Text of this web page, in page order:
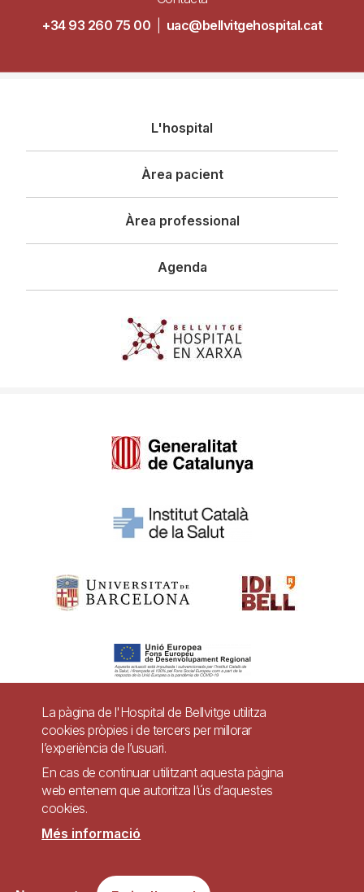
+34 93 260 75 00
uac@bellvitgehospital.cat
principal
L'hospital
Àrea pacient
Àrea professional
Agenda
Pie
página
Contacte
Accessibilitat Avís legal Ajuda
Lloc web accessible de conformitat amb el Reial Decret 1112/2018, de 7 de
La pàgina de l'Hospital de Bellvitge utilitza
cookies pròpies i de tercers per millorar
l’experiència de l’usuari.
En cas de continuar utilitzant aquesta pàgina
web entenem que autoritza l’ús d’aquestes
cookies.
Més informació